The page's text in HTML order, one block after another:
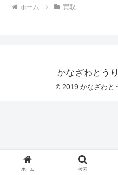
ホーム 買取
かなざわとう
© 2019 かなざわと
ホーム 検索